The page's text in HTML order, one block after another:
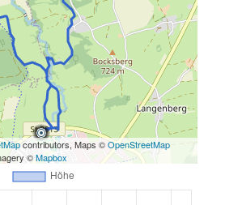
contributors, Maps ©OpenStreetMap
©Mapbox